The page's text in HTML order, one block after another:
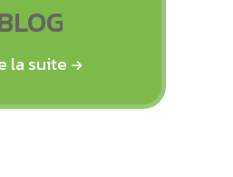
la suite